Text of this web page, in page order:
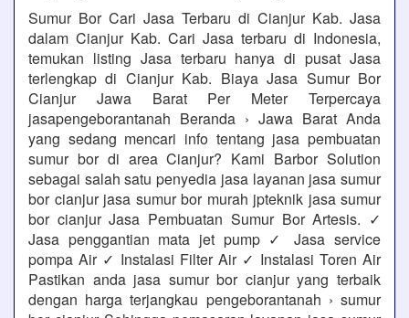
Sumur Bor Cari Jasa Terbaru di Cianjur Kab. Jasa
dalam Cianjur Kab. Cari Jasa terbaru di Indonesia,
temukan listing Jasa terbaru hanya di pusat Jasa
terlengkap di Cianjur Kab. Biaya Jasa Sumur Bor
Cianjur Jawa Barat Per Meter Terpercaya
jasapengeborantanah Beranda › Jawa Barat Anda
yang sedang mencari info tentang jasa pembuatan
sumur bor di area Cianjur? Kami Barbor Solution
sebagai salah satu penyedia jasa layanan jasa sumur
bor cianjur jasa sumur bor murah jpteknik jasa sumur
bor cianjur Jasa Pembuatan Sumur Bor Artesis. ✓
Jasa penggantian mata jet pump ✓ Jasa service
pompa Air ✓ Instalasi Filter Air ✓ Instalasi Toren Air
Pastikan anda jasa sumur bor cianjur yang terbaik
dengan harga terjangkau pengeborantanah › sumur